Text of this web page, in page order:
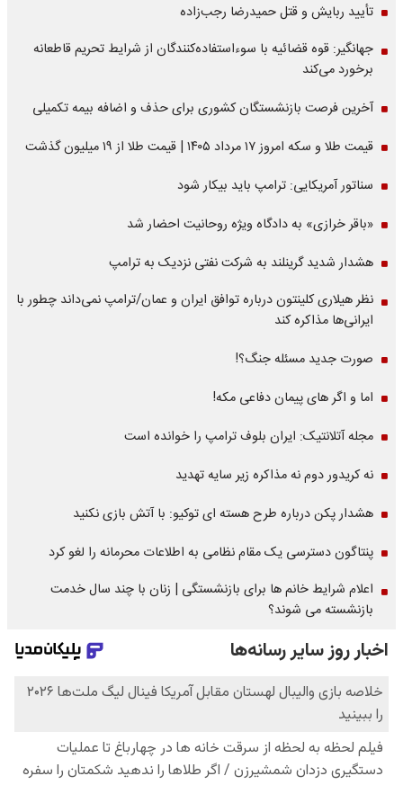
تأیید ربایش و قتل حمیدرضا رجب‌زاده
جهانگیر: قوه قضائیه با سوءاستفاده‌کنندگان از شرایط تحریم قاطعانه
برخورد می‌کند
آخرین فرصت بازنشستگان کشوری برای حذف و اضافه بیمه تکمیلی
قیمت طلا و سکه امروز ۱۷ مرداد ۱۴۰۵ | قیمت طلا از ۱۹ میلیون گذشت
سناتور آمریکایی: ترامپ باید بیکار شود
«باقر خرازی» به دادگاه ویژه روحانیت احضار شد
هشدار شدید گرینلند به شرکت نفتی نزدیک به ترامپ
نظر هیلاری کلینتون درباره توافق ایران و عمان/ترامپ نمی‌داند چطور با
ایرانی‌ها مذاکره کند
صورت جدید مسئله جنگ؟!
اما و اگر های پیمان دفاعی مکه!
مجله آتلانتیک: ایران بلوف ترامپ را خوانده است
نه کریدور دوم نه مذاکره زیر سایه تهدید
هشدار پکن درباره طرح هسته ای توکیو: با آتش بازی نکنید
پنتاگون دسترسی یک مقام نظامی به اطلاعات محرمانه را لغو کرد
اعلام شرایط خانم ها برای بازنشستگی | زنان با چند سال خدمت
بازنشسته می شوند؟